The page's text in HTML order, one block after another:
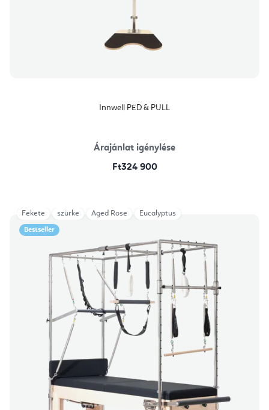
Innwell PED & PULL
Árajánlat igénylése
Ft324 900
Bestseller
Fekete szürke Aged Rose Eucalyptus